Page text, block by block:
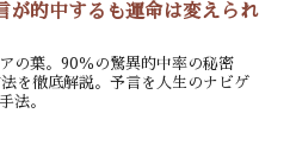
が的中するも運命は変えられ
の葉。90％の驚異的中率の秘密
を徹底解説。予言を人生のナビゲ
法。